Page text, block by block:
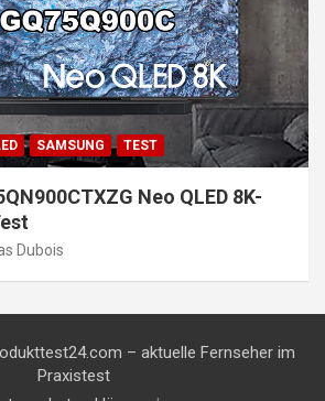
SAMSUNG TEST
Neo QLED 8K-
Dubois
– aktuelle Fernseher im
Praxistest